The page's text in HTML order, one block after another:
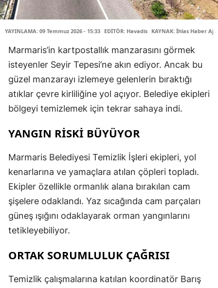
YAYINLAMA: 09 Temmuz 2026 - 15:33 EDİTÖR: Havadis KAYNAK: İhlas Haber
Marmaris’in kartpostallık manzarasını görmek
isteyenler Seyir Tepesi’ne akın ediyor. Ancak bu
güzel manzarayı izlemeye gelenlerin bıraktığı
atıklar çevre kirliliğine yol açıyor. Belediye ekipleri
bölgeyi temizlemek için tekrar sahaya indi.
YANGIN RİSKİ BÜYÜYOR
Marmaris Belediyesi Temizlik İşleri ekipleri, yol
kenarlarına ve yamaçlara atılan çöpleri topladı.
Ekipler özellikle ormanlık alana bırakılan cam
şişelere odaklandı. Yaz sıcağında cam parçaları
güneş ışığını odaklayarak orman yangınlarını
tetikleyebiliyor.
ORTAK SORUMLULUK ÇAĞRISI
Temizlik çalışmalarına katılan koordinatör Barış